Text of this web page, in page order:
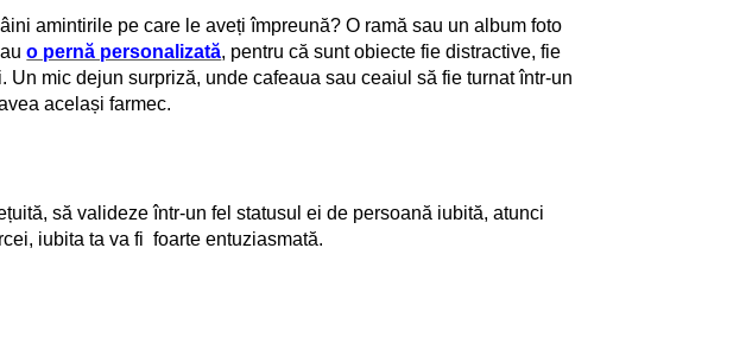
amintirile pe care le aveți împreună? O ramă sau un album foto
o pernă personalizată, pentru că sunt obiecte fie distractive, fie
mic dejun surpriză, unde cafeaua sau ceaiul să fie turnat într-un
același farmec.
să valideze într-un fel statusul ei de persoană iubită, atunci
iubita ta va fi foarte entuziasmată.